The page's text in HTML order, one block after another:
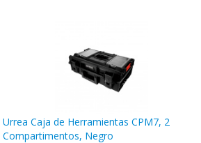
Urrea Caja de Herramientas CPM7, 2
Compartimentos, Negro